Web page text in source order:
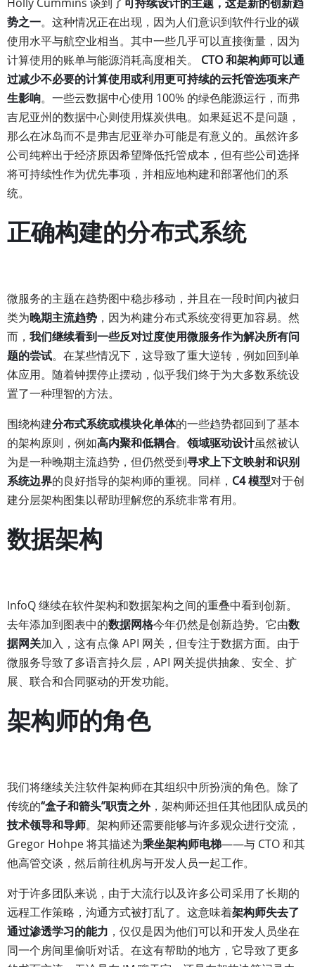
势之一。这种情况正在出现，因为人们意识到软件行业的碳
使用水平与航空业相当。其中一些几乎可以直接衡量，因为
计算使用的账单与能源消耗高度相关。 CTO 和架构师可以通
过减少不必要的计算使用或利用更可持续的云托管选项来产
生影响。一些云数据中心使用 100% 的绿色能源运行，而弗
吉尼亚州的数据中心则使用煤炭供电。如果延迟不是问题，
那么在冰岛而不是弗吉尼亚举办可能是有意义的。虽然许多
公司纯粹出于经济原因希望降低托管成本，但有些公司选择
将可持续性作为优先事项，并相应地构建和部署他们的系
统。
正确构建的分布式系统
微服务的主题在趋势图中稳步移动，并且在一段时间内被归
类为晚期主流趋势 ，因为构建分布式系统变得更加容易。然
而， 我们继续看到一些反对过度使用微服务作为解决所有问
题的尝试。在某些情况下，这导致了重大逆转，例如回到单
体应用。随着钟摆停止摆动，似乎我们终于为大多数系统设
置了一种理智的方法。
围绕构建分布式系统或模块化单体的一些趋势都回到了基本
的架构原则，例如高内聚和低耦合。 领域驱动设计虽然被认
为是一种晚期主流趋势，但仍然受到寻求上下文映射和识别
系统边界的良好指导的架构师的重视。同样， C4 模型对于创
建分层架构图集以帮助理解您的系统非常有用。
数据架构
InfoQ 继续在软件架构和数据架构之间的重叠中看到创新。
去年添加到图表中的数据网格今年仍然是创新趋势。它由数
据网关加入，这有点像 API 网关，但专注于数据方面。由于
微服务导致了多语言持久层，API 网关提供抽象、安全、扩
展、联合和合同驱动的开发功能。
架构师的角色
我们将继续关注软件架构师在其组织中所扮演的角色。除了
传统的“盒子和箭头”职责之外，架构师还担任其他团队成员的
技术领导和导师。架构师还需要能够与许多观众进行交流，
Gregor Hohpe 将其描述为乘坐架构师电梯——与 CTO 和其
他高管交谈，然后前往机房与开发人员一起工作。
对于许多团队来说，由于大流行以及许多公司采用了长期的
远程工作策略，沟通方式被打乱了。这意味着架构师失去了
通过渗透学习的能力 ，仅仅是因为他们可以和开发人员坐在
同一个房间里偷听对话。在这有帮助的地方，它导致了更多